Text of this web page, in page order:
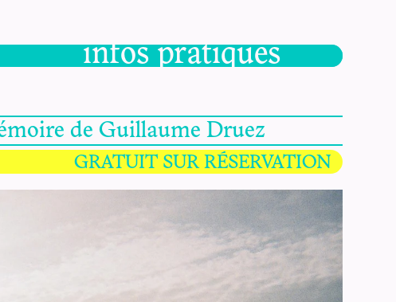
infos pratiques
de Guillaume Druez
GRATUIT SUR RÉSERVATION